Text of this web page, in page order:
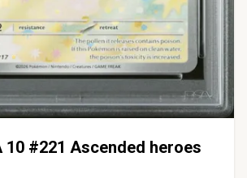
10 #221 Ascended heroes